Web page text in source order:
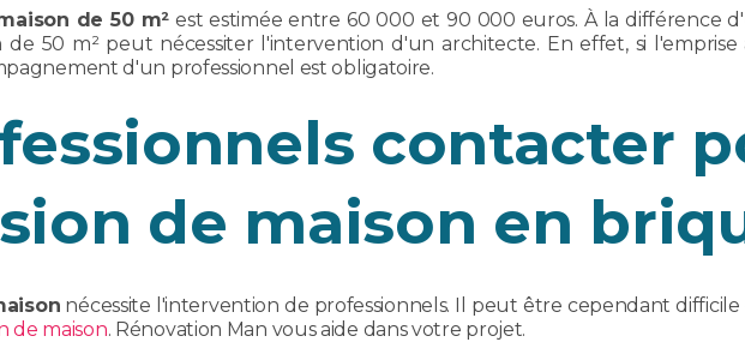
de 50 m² est estimée entre 60 000 et 90 000 euros. À la différence
50 m² peut nécessiter l'intervention d'un architecte. En effet, si
d'un professionnel est obligatoire.
contacter
de maison en
nécessite l'intervention de professionnels. Il peut être cependant difficile
de maison. Rénovation Man vous aide dans votre projet.